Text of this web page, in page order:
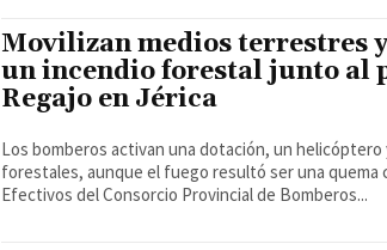
Movilizan medios terrestres
un incendio forestal junto al
Regajo en Jérica
Los bomberos activan una dotación, un helicóptero
forestales, aunque el fuego resultó ser una quema
Efectivos del Consorcio Provincial de Bomberos...